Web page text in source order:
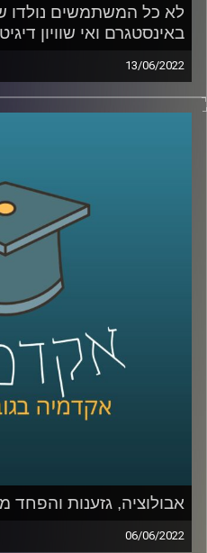
קרדיט תמונות:AudioVersity
לא כל המשתמשים נולדו
באינסטגרם ואי שוויון
13/06/2022
בעידן בו אנו נמדדים על ידי
לתעד את הפעילות שאנחנו
גלשן ביד כאילו בלי ידיעתם
או ארוחות במסעדה יצולמו
שהמצולמים בעלי חיי חברה
המצב הכלכלי לא מאפשר לטוס
או לצאת למסעדות לעיתים
הבית לא מספיק יפים כדי
בפרק הזה ענבר מיכלזון דרורי,
דיגיטלית תרבות ובני נוער
נערות ונערים ממעמד נמוך
איך מציגים חיים יפים בתוך
שוויון בנכסים דיגיטאליים.
אבולוציה, גזענות והפחד
06/06/2022